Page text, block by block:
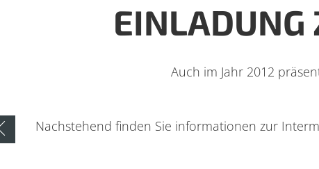
EINLADUNG
Auch im Jahr 2012
Nachstehend finden Sie informationen zur
Zurück zur Übersicht